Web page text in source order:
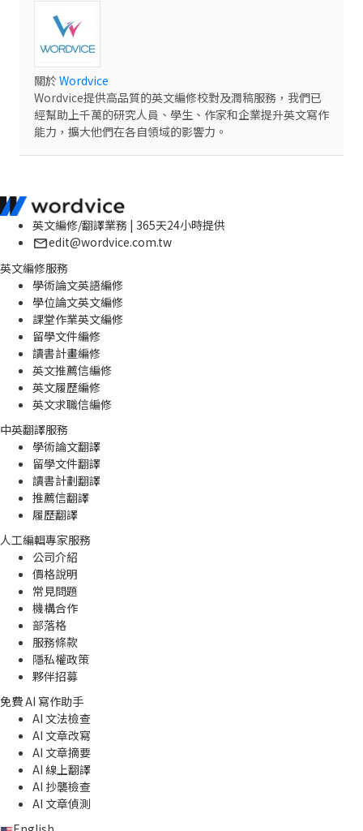
關於Wordvice
Wordvice提供高品質的英文編修校對及潤稿服務，我們已
經幫助上千萬的研究人員、學生、作家和企業提升英文寫作
能力，擴大他們在各自領域的影響力。
英文編修/翻譯業務 | 365天24小時提供
edit@wordvice.com.tw
英文編修服務
學術論文英語編修
學位論文英文編修
課堂作業英文編修
留學文件編修
讀書計畫編修
英文推薦信編修
英文履歷編修
英文求職信編修
中英翻譯服務
學術論文翻譯
留學文件翻譯
讀書計劃翻譯
推薦信翻譯
履歷翻譯
人工編輯專家服務
公司介紹
價格說明
常見問題
機構合作
部落格
服務條款
隱私權政策
夥伴招募
免費 AI 寫作助手
AI 文法檢查
AI 文章改寫
AI 文章摘要
AI 線上翻譯
AI 抄襲檢查
AI 文章偵測